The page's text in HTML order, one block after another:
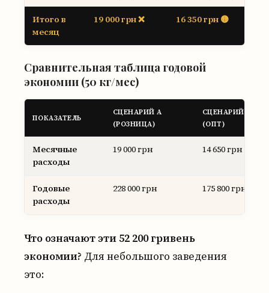
Итого в
месяц
19 000 грн ❌ 16 350 грн 🟡
Сравнительная таблица годовой
экономии (50 кг/мес)
ПОКАЗАТЕЛЬ
СЦЕНАРИЙ А
(РОЗНИЦА)
СЦЕНАРИЙ В
(ОПТ)
Месячные
расходы
19 000 грн 14 650 грн
Годовые
расходы
228 000 грн 175 800 грн
Что означают эти 52 200 гривень
экономии? Для небольшого заведения
это: